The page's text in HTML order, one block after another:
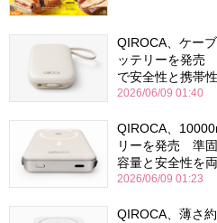
QIROCA、ケー
ッテリーを発売
で安全性と携帯
2026/06/09 01:40
QIROCA、
リーを発売 準
容量と安全性を
2026/06/09 01:23
QIROCA、薄さ